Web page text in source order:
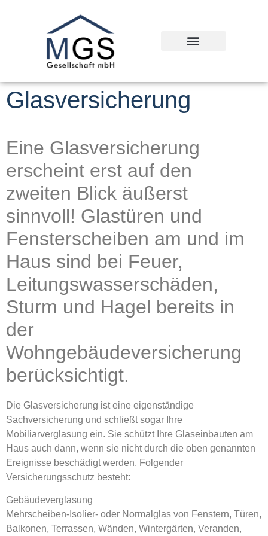
Glasversicherung
Eine Glasversicherung
erscheint erst auf den
zweiten Blick äußerst
sinnvoll! Glastüren und
Fensterscheiben am und im
Haus sind bei Feuer,
Leitungswasserschäden,
Sturm und Hagel bereits in
der
Wohngebäudeversicherung
berücksichtigt.
Die Glasversicherung ist eine eigenständige
Sachversicherung und schließt sogar Ihre
Mobiliarverglasung ein. Sie schützt Ihre Glaseinbauten am
Haus auch dann, wenn sie nicht durch die oben genannten
Ereignisse beschädigt werden. Folgender
Versicherungsschutz besteht:
Gebäudeverglasung
Mehrscheiben-Isolier- oder Normalglas von Fenstern, Türen,
Balkonen, Terrassen, Wänden, Wintergärten, Veranden,